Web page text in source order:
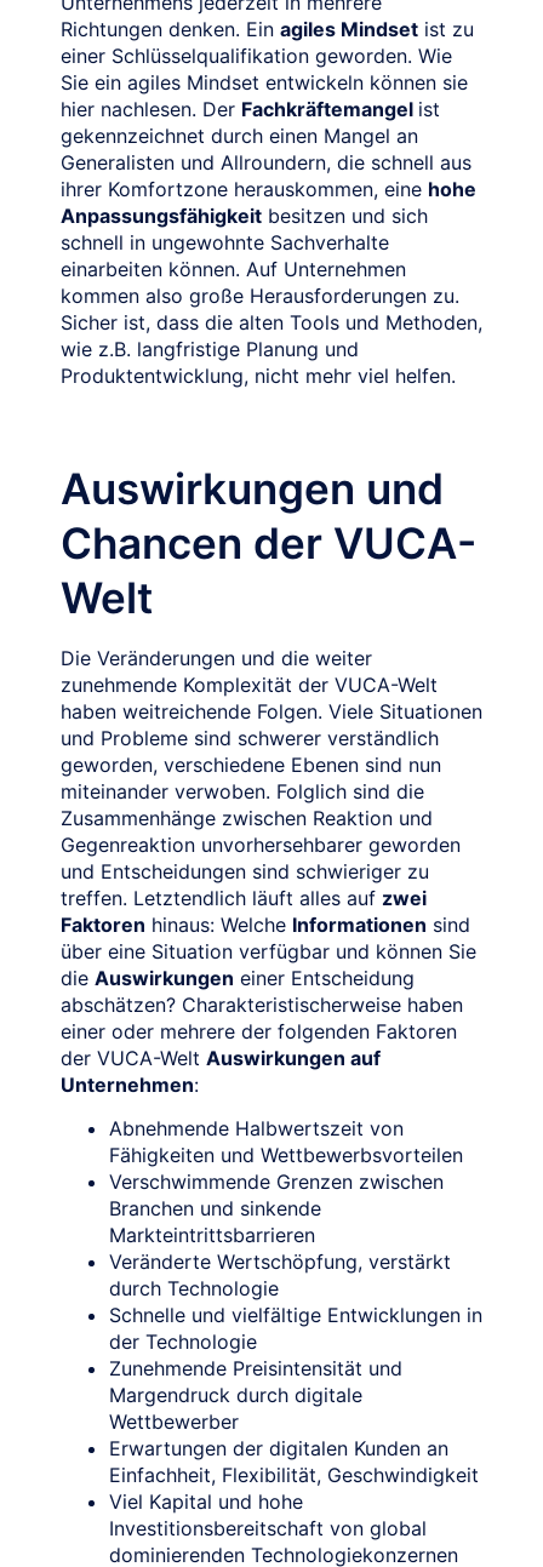
Richtungen denken. Ein agiles Mindset ist zu
einer Schlüsselqualifikation geworden. Wie
Sie ein agiles Mindset entwickeln können sie
hier nachlesen. Der Fachkräftemangel ist
gekennzeichnet durch einen Mangel an
Generalisten und Allroundern, die schnell aus
ihrer Komfortzone herauskommen, eine hohe
Anpassungsfähigkeit besitzen und sich
schnell in ungewohnte Sachverhalte
einarbeiten können. Auf Unternehmen
kommen also große Herausforderungen zu.
Sicher ist, dass die alten Tools und Methoden,
wie z.B. langfristige Planung und
Produktentwicklung, nicht mehr viel helfen.
Auswirkungen und
Chancen der VUCA-
Welt
Die Veränderungen und die weiter
zunehmende Komplexität der VUCA-Welt
haben weitreichende Folgen. Viele Situationen
und Probleme sind schwerer verständlich
geworden, verschiedene Ebenen sind nun
miteinander verwoben. Folglich sind die
Zusammenhänge zwischen Reaktion und
Gegenreaktion unvorhersehbarer geworden
und Entscheidungen sind schwieriger zu
treffen. Letztendlich läuft alles auf zwei
Faktoren hinaus: Welche Informationen sind
über eine Situation verfügbar und können Sie
die Auswirkungen einer Entscheidung
abschätzen? Charakteristischerweise haben
einer oder mehrere der folgenden Faktoren
der VUCA-Welt Auswirkungen auf
Unternehmen:
Abnehmende Halbwertszeit von
Fähigkeiten und Wettbewerbsvorteilen
Verschwimmende Grenzen zwischen
Branchen und sinkende
Markteintrittsbarrieren
Veränderte Wertschöpfung, verstärkt
durch Technologie
Schnelle und vielfältige Entwicklungen in
der Technologie
Zunehmende Preisintensität und
Margendruck durch digitale
Wettbewerber
Erwartungen der digitalen Kunden an
Einfachheit, Flexibilität, Geschwindigkeit
Viel Kapital und hohe
Investitionsbereitschaft von global
dominierenden Technologiekonzernen